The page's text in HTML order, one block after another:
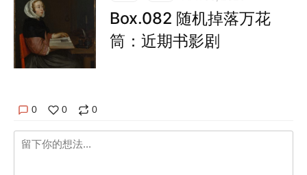
Box.082 随机掉落万花
筒：近期书影剧